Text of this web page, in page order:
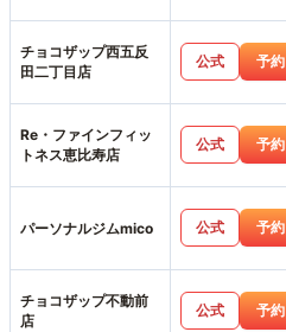
チョコザップ西五反
田二丁目店
公式 予約
Re・ファインフィッ
トネス恵比寿店
公式 予約
パーソナルジムmico 公式 予約
チョコザップ不動前
店
公式 予約